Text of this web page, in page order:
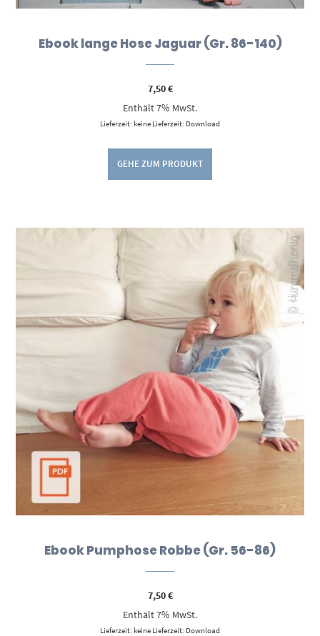
Ebook lange Hose Jaguar (Gr. 86-140)
7,50€
Enthält 7% MwSt.
Lieferzeit: keine Lieferzeit: Download
GEHE ZUM PRODUKT
Ebook Pumphose Robbe (Gr. 56-86)
7,50€
Enthält 7% MwSt.
Lieferzeit: keine Lieferzeit: Download